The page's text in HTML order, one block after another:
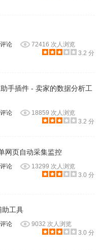
论
72416 次人浏览
3.2 分
手插件 - 卖家的数据分析工
论
18859 次人浏览
3.2 分
网页自动采集监控
论
13299 次人浏览
3.0 分
助工具
论
9032 次人浏览
3.0 分